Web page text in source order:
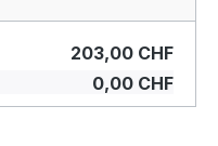
203,00 CHF
0,00 CHF